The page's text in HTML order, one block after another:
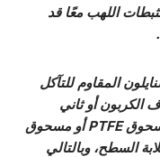
اللهب معًا قد
المقاوم للتآكل
الكربون أو ثاني
كبريتيد الموليبدينوم أو الجرافيت أو مسحوق PTFE أو مسحوق
السطح، وبالتالي